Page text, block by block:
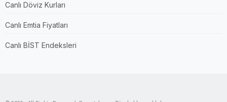
Canlı Döviz Kurları
Canlı Emtia Fiyatları
Canlı BİST Endeksleri